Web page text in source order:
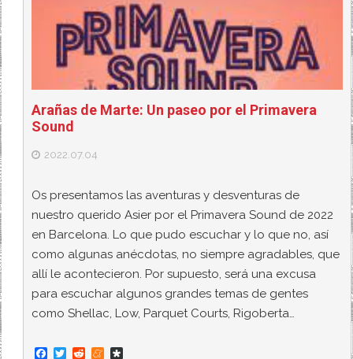
Arañas de Marte: Un paseo por el Primavera
Sound
2022.07.04
Os presentamos las aventuras y desventuras de
nuestro querido Asier por el Primavera Sound de 2022
en Barcelona. Lo que pudo escuchar y lo que no, así
como algunas anécdotas, no siempre agradables, que
allí le acontecieron. Por supuesto, será una excusa
para escuchar algunos grandes temas de gentes
como Shellac, Low, Parquet Courts, Rigoberta…
F
T
R
M